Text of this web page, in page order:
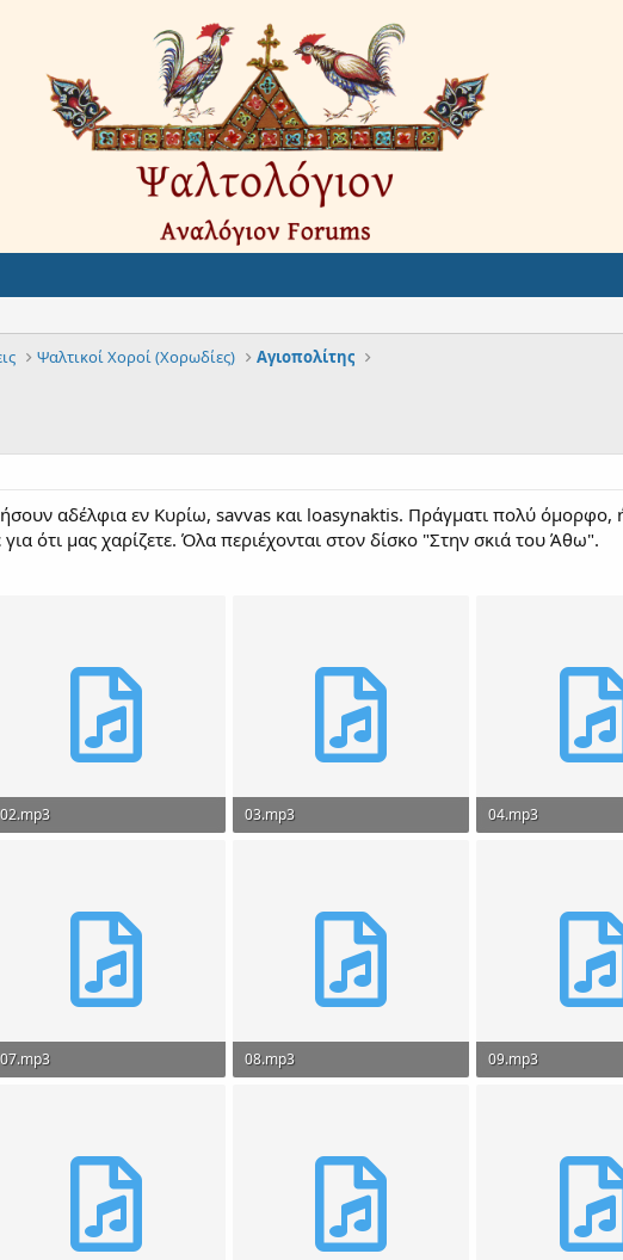
Ψαλτικοί Χοροί (Χορωδίες) Αγιοπολίτης
αδέλφια εν Κυρίω, savvas και loasynaktis. Πράγματι πολύ όμορφο,
ότι μας χαρίζετε. Όλα περιέχονται στον δίσκο "Στην σκιά του Άθω".
02.mp3
03.mp3
04.mp3
07.mp3
08.mp3
09.mp3